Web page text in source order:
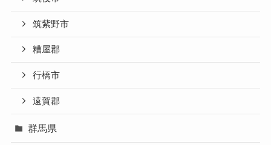
筑紫野市
糟屋郡
行橋市
遠賀郡
群馬県